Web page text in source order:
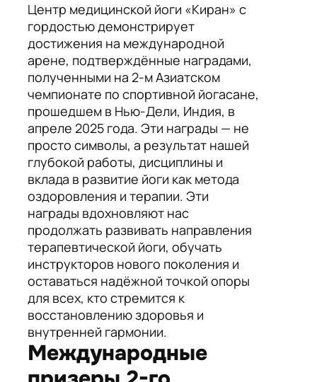
Центр медицинской йоги «Киран» с
гордостью демонстрирует
достижения на международной
арене, подтверждённые наградами,
полученными на 2-м Азиатском
чемпионате по спортивной йогасане,
прошедшем в Нью-Дели, Индия, в
апреле 2025 года. Эти награды — не
просто символы, а результат нашей
глубокой работы, дисциплины и
вклада в развитие йоги как метода
оздоровления и терапии. Эти
награды вдохновляют нас
продолжать развивать направления
терапевтической йоги, обучать
инструкторов нового поколения и
оставаться надёжной точкой опоры
для всех, кто стремится к
восстановлению здоровья и
внутренней гармонии.
Международные